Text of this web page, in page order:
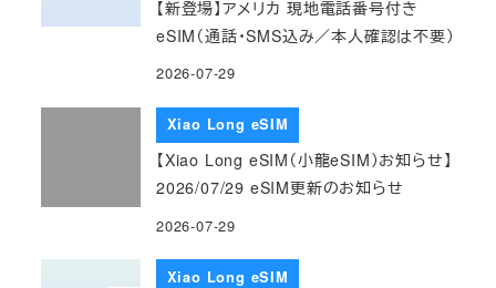
【新登場】アメリカ 現地電話番号付き
eSIM（通話・SMS込み／本人確認は不要）
2026-07-29
Xiao Long eSIM
【Xiao Long eSIM（小龍eSIM）お知らせ】
2026/07/29 eSIM更新のお知らせ
2026-07-29
Xiao Long eSIM